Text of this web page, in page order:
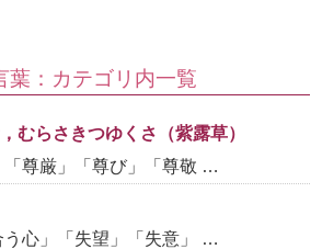
葉：カテゴリ内一覧
むらさきつゆくさ（紫露草）
「尊厳」「尊び」「尊敬 …
う心」「失望」「失意」 …